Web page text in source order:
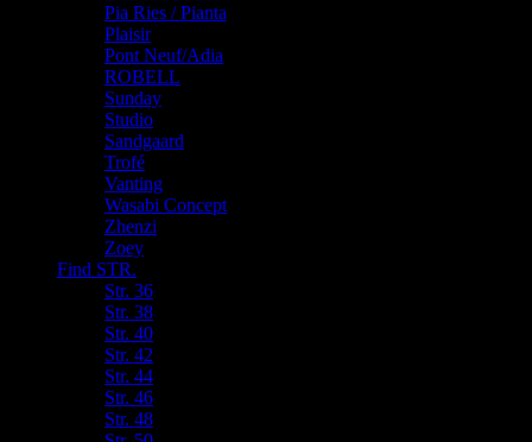
Pia Ries / Pianta
Plaisir
Pont Neuf/Adia
ROBELL
Sunday
Studio
Sandgaard
Trofé
Vanting
Wasabi Concept
Zhenzi
Zoey
Find STR.
Str. 36
Str. 38
Str. 40
Str. 42
Str. 44
Str. 46
Str. 48